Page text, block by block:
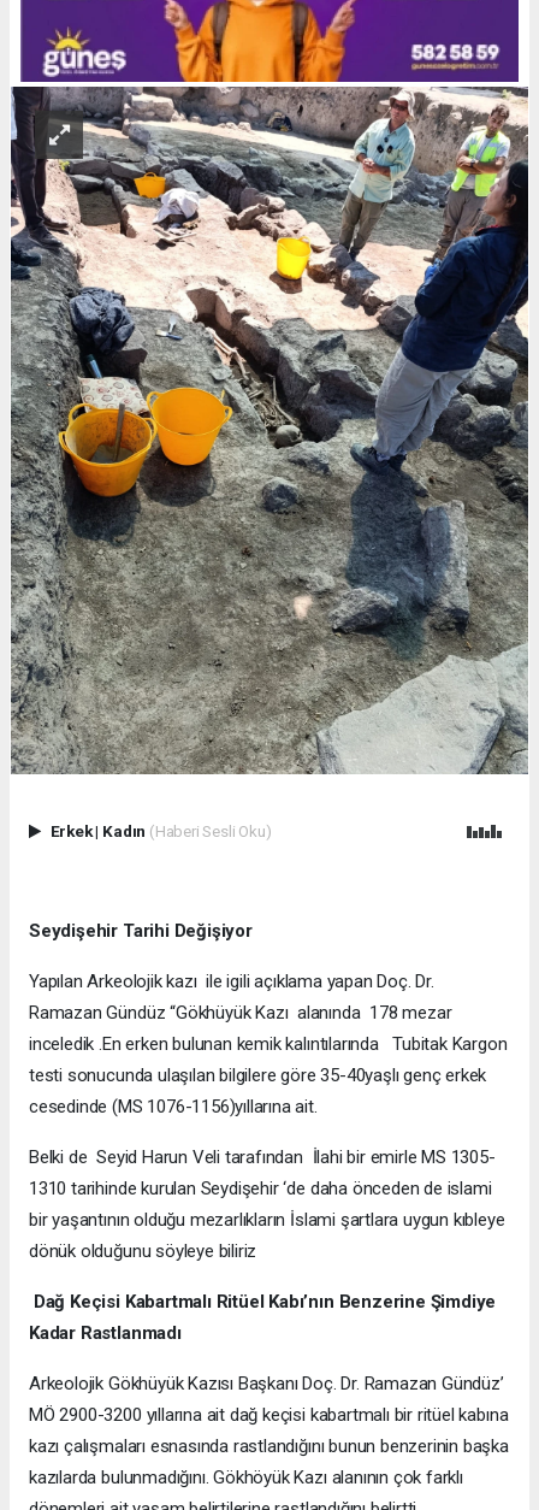
Erkek| Kadın (Haberi Sesli Oku)
Seydişehir Tarihi Değişiyor
Yapılan Arkeolojik kazı ile igili açıklama yapan Doç. Dr.
Ramazan Gündüz “Gökhüyük Kazı alanında 178 mezar
inceledik .En erken bulunan kemik kalıntılarında Tubitak Kargon
testi sonucunda ulaşılan bilgilere göre 35-40yaşlı genç erkek
cesedinde (MS 1076-1156)yıllarına ait.
Belki de Seyid Harun Veli tarafından İlahi bir emirle MS 1305-
1310 tarihinde kurulan Seydişehir ‘de daha önceden de islami
bir yaşantının olduğu mezarlıkların İslami şartlara uygun kıbleye
dönük olduğunu söyleye biliriz
Dağ Keçisi Kabartmalı Ritüel Kabı’nın Benzerine Şimdiye
Kadar Rastlanmadı
Arkeolojik Gökhüyük Kazısı Başkanı Doç. Dr. Ramazan Gündüz’
MÖ 2900-3200 yıllarına ait dağ keçisi kabartmalı bir ritüel kabına
kazı çalışmaları esnasında rastlandığını bunun benzerinin başka
kazılarda bulunmadığını. Gökhöyük Kazı alanının çok farklı